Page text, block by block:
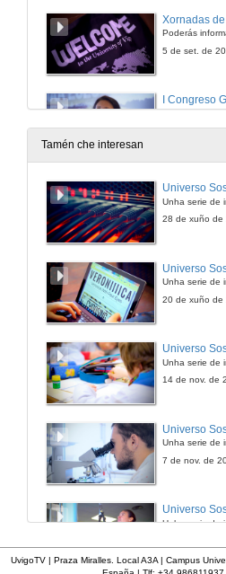
5 de set. de
10 de xul. de
Cantareiras
Tamén che interesan
28 de xuño de
20 de xuño de
14 de nov. de
7 de nov. de
UvigoTV | Praza Miralles. Local A3A | Campus